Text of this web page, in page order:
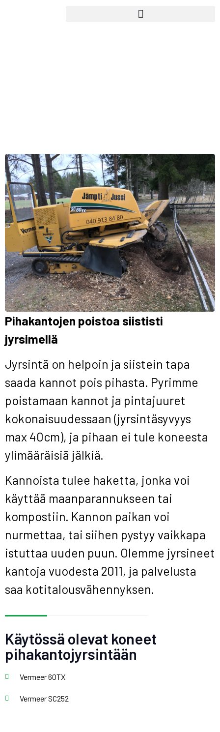
Pihakantojen poistoa siististi
jyrsimellä
Jyrsintä on helpoin ja siistein tapa
saada kannot pois pihasta. Pyrimme
poistamaan kannot ja pintajuuret
kokonaisuudessaan (jyrsintäsyvyys
max 40cm), ja pihaan ei tule koneesta
ylimääräisiä jälkiä.
Kannoista tulee haketta, jonka voi
käyttää maanparannukseen tai
kompostiin. Kannon paikan voi
nurmettaa, tai siihen pystyy vaikkapa
istuttaa uuden puun. Olemme jyrsineet
kantoja vuodesta 2011, ja palvelusta
saa kotitalousvähennyksen.
Käytössä olevat koneet
pihakantojyrsintään
Vermeer 60TX
Vermeer SC252